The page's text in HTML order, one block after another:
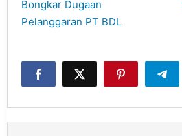
Bongkar Dugaan
Pelanggaran PT BDL